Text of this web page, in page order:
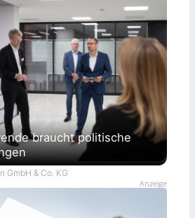
braucht politische
GmbH & Co. KG
Anzeige